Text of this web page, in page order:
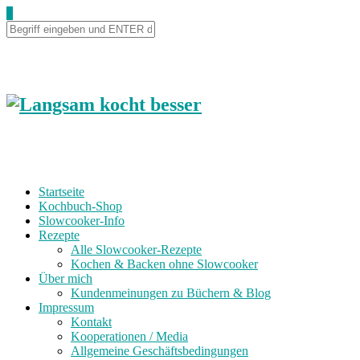
Startseite
Kochbuch-Shop
Slowcooker-Info
Rezepte
Alle Slowcooker-Rezepte
Kochen & Backen ohne Slowcooker
Über mich
Kundenmeinungen zu Büchern & Blog
Impressum
Kontakt
Kooperationen / Media
Allgemeine Geschäftsbedingungen